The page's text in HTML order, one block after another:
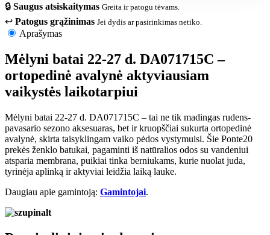
🔒 Saugus atsiskaitymas Greita ir patogu tėvams.
↩ Patogus grąžinimas Jei dydis ar pasirinkimas netiko.
Aprašymas
Mėlyni batai 22-27 d. DA071715C –
ortopedinė avalynė aktyviausiam
vaikystės laikotarpiui
Mėlyni batai 22-27 d. DA071715C – tai ne tik madingas rudens-
pavasario sezono aksesuaras, bet ir kruopščiai sukurta ortopedinė
avalynė, skirta taisyklingam vaiko pėdos vystymuisi. Šie Ponte20
prekės ženklo batukai, pagaminti iš natūralios odos su vandeniui
atsparia membrana, puikiai tinka berniukams, kurie nuolat juda,
tyrinėja aplinką ir aktyviai leidžia laiką lauke.
Daugiau apie gamintoją: Gamintojai.